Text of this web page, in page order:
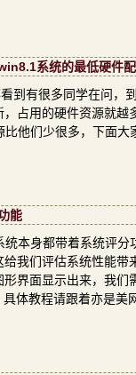
系统的最低硬件
到有很多同学在问
占用的硬件资源就
他们少很多，下面
能
本身都带着系统评
我们评估系统性能
界面显示出来，我
体教程请跟着亦是美